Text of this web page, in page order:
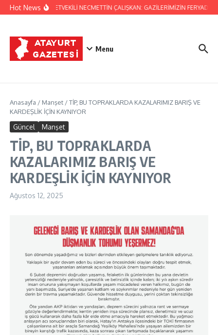
İçeriğe atla
Hot News
HATAY MİLLETVEKİLİ NECMETTİN ÇALIŞKAN: GAZİLERİMİZİN
Menu
Anasayfa / Manşet /TİP, BU TOPRAKLARDA KAZALARIMIZ BARIŞ VE
KARDEŞLİK İÇİN KAYNIYOR
Güncel Manşet
TİP, BU TOPRAKLARDA
KAZALARIMIZ BARIŞ VE
KARDEŞLİK İÇİN KAYNIYOR
Ağustos 12, 2025